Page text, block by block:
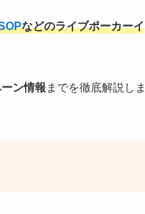
などのライブポーカーイ
ン情報 までを徹底解説しま